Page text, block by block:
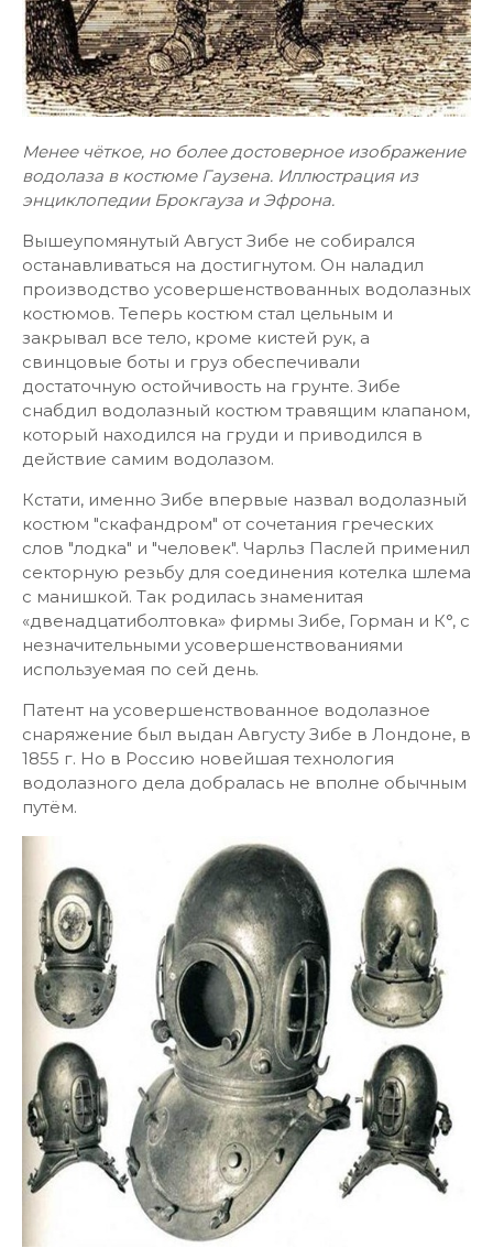
Менее чёткое, но более достоверное изображение
водолаза в костюме Гаузена. Иллюстрация из
энциклопедии Брокгауза и Эфрона.
Вышеупомянутый Август Зибе не собирался
останавливаться на достигнутом. Он наладил
производство усовершенствованных водолазных
костюмов. Теперь костюм стал цельным и
закрывал все тело, кроме кистей рук, а
свинцовые боты и груз обеспечивали
достаточную остойчивость на грунте. Зибе
снабдил водолазный костюм травящим клапаном,
который находился на груди и приводился в
действие самим водолазом.
Кстати, именно Зибе впервые назвал водолазный
костюм "скафандром" от сочетания греческих
слов "лодка" и "человек". Чарльз Паслей применил
секторную резьбу для соединения котелка шлема
с манишкой. Так родилась знаменитая
«двенадцатиболтовка» фирмы Зибе, Горман и К°, с
незначительными усовершенствованиями
используемая по сей день.
Патент на усовершенствованное водолазное
снаряжение был выдан Августу Зибе в Лондоне, в
1855 г. Но в Россию новейшая технология
водолазного дела добралась не вполне обычным
путём.